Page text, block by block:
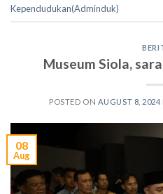
Kependudukan(Adminduk)
Museum Siola,
POSTED ON AUGUST 8, 2024
08
Aug